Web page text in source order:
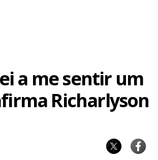
a me sentir um
Richarlyson